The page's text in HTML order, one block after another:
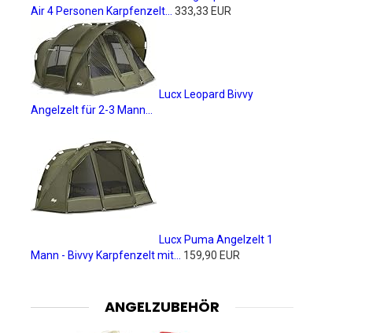
Air 4 Personen Karpfenzelt...
333,33 EUR
Lucx Leopard Bivvy
Angelzelt für 2-3 Mann...
Lucx Puma Angelzelt 1
Mann - Bivvy Karpfenzelt mit...
159,90 EUR
ANGELZUBEHÖR